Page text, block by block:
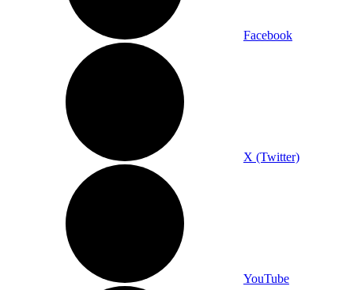
Facebook
X (Twitter)
YouTube